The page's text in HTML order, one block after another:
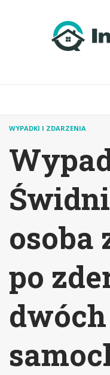
WYPADKI I ZDARZENIA
osoba
po
dwóch